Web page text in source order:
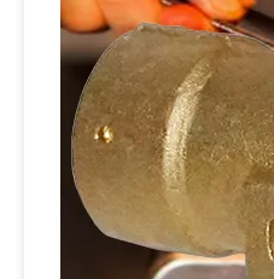
Válvulas de control de cilindro de lpg de latón de Sian SEAND